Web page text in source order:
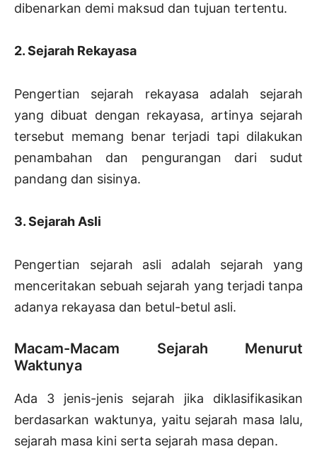
dibenarkan demi maksud dan tujuan tertentu.
2. Sejarah Rekayasa
Pengertian sejarah rekayasa adalah sejarah
yang dibuat dengan rekayasa, artinya sejarah
tersebut memang benar terjadi tapi dilakukan
penambahan dan pengurangan dari sudut
pandang dan sisinya.
3. Sejarah Asli
Pengertian sejarah asli adalah sejarah yang
menceritakan sebuah sejarah yang terjadi tanpa
adanya rekayasa dan betul-betul asli.
Macam-Macam Sejarah Menurut
Waktunya
Ada 3 jenis-jenis sejarah jika diklasifikasikan
berdasarkan waktunya, yaitu sejarah masa lalu,
sejarah masa kini serta sejarah masa depan.